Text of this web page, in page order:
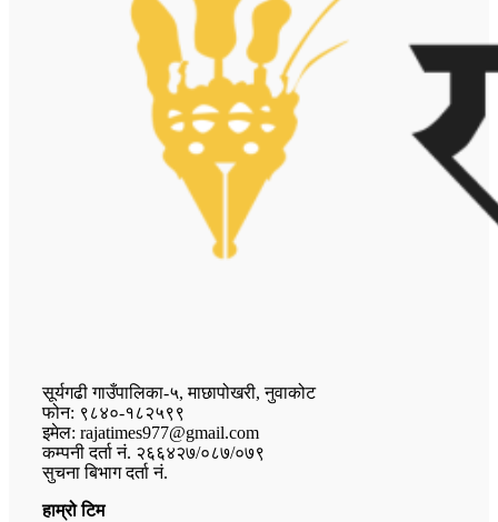
सूर्यगढी गाउँपालिका-५, माछापोखरी, नुवाकोट
फोन: ९८४०-१८२५९९
इमेल: rajatimes977@gmail.com
कम्पनी दर्ता नं. २६६४२७/०८७/०७९
सुचना बिभाग दर्ता नं.
हाम्रो टिम